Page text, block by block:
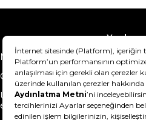
Yardım
Mesafeli Satış Sözleşmesi
Gizlilik Sözleşmesi
Ürünümü nasıl iade
edebilirim?